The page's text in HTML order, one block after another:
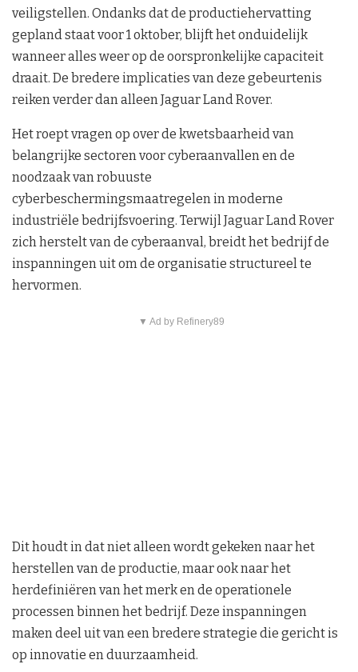
veiligstellen. Ondanks dat de productiehervatting
gepland staat voor 1 oktober, blijft het onduidelijk
wanneer alles weer op de oorspronkelijke capaciteit
draait. De bredere implicaties van deze gebeurtenis
reiken verder dan alleen Jaguar Land Rover.
Het roept vragen op over de kwetsbaarheid van
belangrijke sectoren voor cyberaanvallen en de
noodzaak van robuuste
cyberbeschermingsmaatregelen in moderne
industriële bedrijfsvoering. Terwijl Jaguar Land Rover
zich herstelt van de cyberaanval, breidt het bedrijf de
inspanningen uit om de organisatie structureel te
hervormen.
▼ Ad by Refinery89
Dit houdt in dat niet alleen wordt gekeken naar het
herstellen van de productie, maar ook naar het
herdefiniëren van het merk en de operationele
processen binnen het bedrijf. Deze inspanningen
maken deel uit van een bredere strategie die gericht is
op innovatie en duurzaamheid.